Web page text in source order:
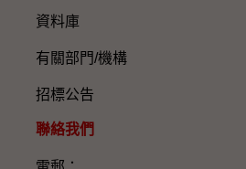
資料庫
有關部門/機構
招標公告
聯絡我們